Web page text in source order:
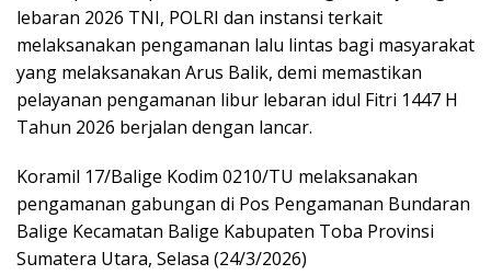
lebaran 2026 TNI, POLRI dan instansi terkait
melaksanakan pengamanan lalu lintas bagi masyarakat
yang melaksanakan Arus Balik, demi memastikan
pelayanan pengamanan libur lebaran idul Fitri 1447 H
Tahun 2026 berjalan dengan lancar.
Koramil 17/Balige Kodim 0210/TU melaksanakan
pengamanan gabungan di Pos Pengamanan Bundaran
Balige Kecamatan Balige Kabupaten Toba Provinsi
Sumatera Utara, Selasa (24/3/2026)